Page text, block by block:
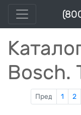
Bosch.
Пред 1 2